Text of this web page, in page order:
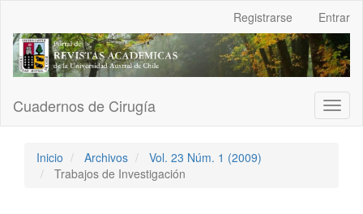
Contenido
principal
Barra
Registrarse Entrar
Cuadernos de Cirugía
Inicio Archivos
Vol. 23 Núm. 1 (2009)
Trabajos de Investigación